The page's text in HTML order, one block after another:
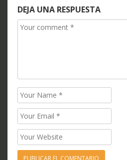
DEJA UNA RESPUESTA
Comment
Name
Email
Website